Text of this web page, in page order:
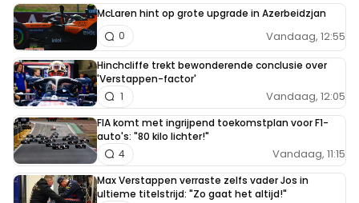
McLaren hint op grote upgrade in Azerbeidzjan
Vandaag, 12:55
0
Hinchcliffe trekt bewonderende conclusie over
'Verstappen-factor'
Vandaag, 12:05
1
FIA komt met ingrijpend toekomstplan voor F1-
auto's: "80 kilo lichter!"
Vandaag, 11:15
4
Max Verstappen verraste zelfs vader Jos in
ultieme titelstrijd: "Zo gaat het altijd!"